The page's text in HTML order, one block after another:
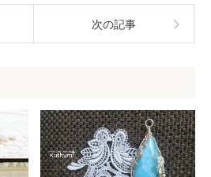
次の記事